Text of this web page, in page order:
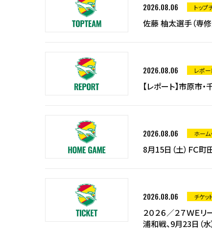
2026.08.06 トップ
佐藤 柚太選手（専
2026.08.06 レポー
【レポート】市原市
2026.08.06 ホー
8月15日（土）ＦＣ
2026.08.06 チケッ
２０２６／２７ＷＥ
浦和戦、9月23日（